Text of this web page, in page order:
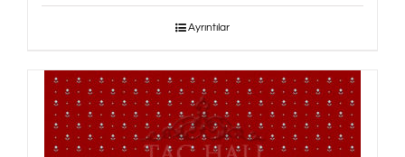
Ayrıntılar